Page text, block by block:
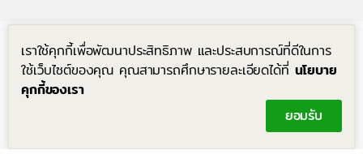
เราใช้คุกกี้เพื่อพัฒนาประสิทธิภาพ และประสบการณ์ที่ดีในการ
ใช้เว็บไซต์ของคุณ คุณสามารถศึกษารายละเอียดได้ที่ นโยบาย
คุกกี้ของเรา
ยอมรับ